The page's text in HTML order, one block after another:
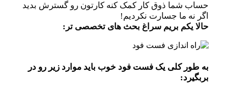
حساب شما ذوق کار کمک کنه کارتون رو گسترش بدید
اگر نه ما جسارت نکردیم!
حالا یکم بریم سراغ بحث های تخصصی تر:
به طور کلی یک فست فود خوب باید موارد زیر رو در
بربگیرد: